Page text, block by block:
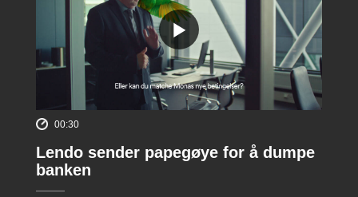
00:30
Lendo sender papegøye for å dumpe
banken